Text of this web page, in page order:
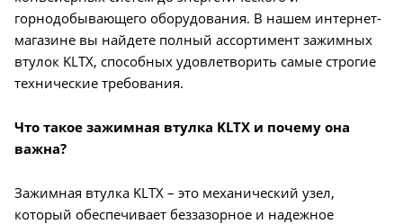
горнодобывающего оборудования. В нашем интернет-
магазине вы найдете полный ассортимент зажимных
втулок KLTX, способных удовлетворить самые строгие
технические требования.
Что такое зажимная втулка KLTX и почему она
важна?
Зажимная втулка KLTX – это механический узел,
который обеспечивает беззазорное и надежное